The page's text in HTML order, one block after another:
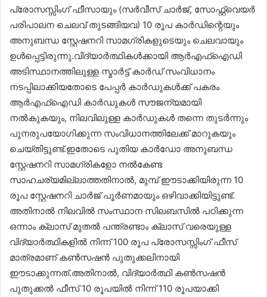
പ്രോസസ്സിംഗ് ഫീസായും (സർവീസ് ചാർജ്, സോഫ്റ്റ്‌വെയർ
പരിപാലന ചെലവ് തുടങ്ങിയവ) 10 രൂപ കാർഡിന്റെയും
അനുബന്ധ സ്റ്റേഷനറി സാമഗ്രികളുടെയും ചെലവായും
ഉൾപ്പെട്ടിരുന്നു.വിദ്യാർത്ഥികൾക്കായി ആർഎഫ്ഐഡി
അടിസ്ഥാനത്തിലുള്ള സ്മാർട്ട് കാർഡ് സംവിധാനം
നടപ്പിലാക്കിയതോടെ പേപ്പർ കാർഡുകൾക്ക് പകരം
ആർഎഫ്ഐഡി കാർഡുകൾ സൗജന്യമായി
നൽകുകയും, നിലവിലുള്ള കാർഡുകൾ തന്നെ തുടർന്നും
പുനരുപയോഗിക്കുന്ന സംവിധാനത്തിലേക്ക് മാറുകയും
ചെയ്തിട്ടുണ്ട്.ഇതോടെ പുതിയ കാർഡോ അനുബന്ധ
സ്റ്റേഷനറി സാമഗ്രികളോ നൽകേണ്ട
സാഹചര്യമില്ലാത്തതിനാൽ, മുമ്പ് ഈടാക്കിയിരുന്ന 10
രൂപ സ്റ്റേഷനറി ചാർജ് പൂർണമായും ഒഴിവാക്കിയിട്ടുണ്ട്.
അതിനാൽ നിലവിൽ സംസ്ഥാന സിലബസിൽ പഠിക്കുന്ന
ഒന്നാം ക്ലാസ് മുതൽ പന്ത്രണ്ടാം ക്ലാസ് വരെയുള്ള
വിദ്യാർത്ഥികളിൽ നിന്ന് 100 രൂപ പ്രോസസ്സിംഗ് ഫീസ്
മാത്രമാണ് കൺസഷൻ പുതുക്കലിനായി
ഈടാക്കുന്നത്.അതിനാൽ, വിദ്യാർത്ഥി കൺസഷൻ
പുതുക്കൽ ഫീസ് 10 രൂപയിൽ നിന്ന് 110 രൂപയാക്കി